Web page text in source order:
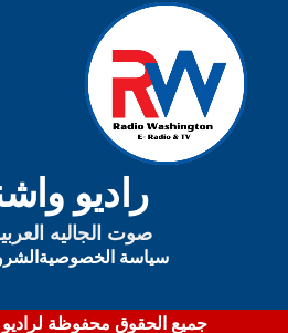
يمكنك الآن